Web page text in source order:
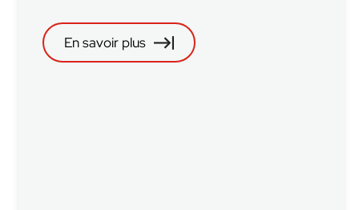
En savoir plus